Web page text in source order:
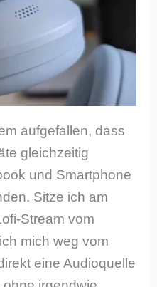
aufgefallen, dass
gleichzeitig
und Smartphone
Sitze ich am
Stream vom
mich weg vom
eine Audioquelle